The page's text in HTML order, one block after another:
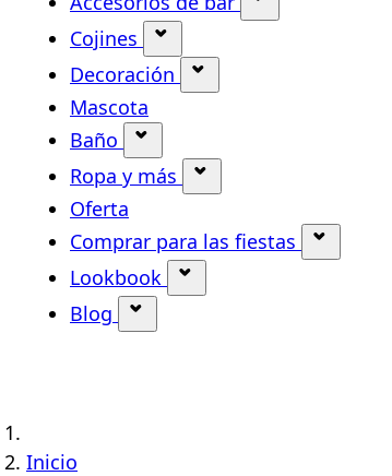
Cojines
Mostrar submenú para
Decoración
Mascota
Baño
Mostrar submenú para la
Ropa y más
Oferta
Comprar para las fiestas
Lookbook
Blog
Inicio